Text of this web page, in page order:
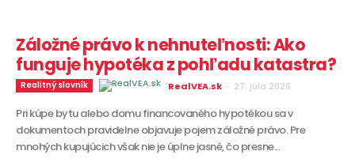
Záložné právo k nehnuteľnosti: Ako
funguje hypotéka z pohľadu katastra?
Realitný slovník RealVEA.sk - 27. júla 2026
Pri kúpe bytu alebo domu financovaného hypotékou sa v
dokumentoch pravidelne objavuje pojem záložné právo. Pre
mnohých kupujúcich však nie je úplne jasné, čo presne...